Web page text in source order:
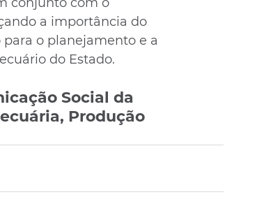
a importância do
o planejamento e a
do Estado.
Social da
Produção